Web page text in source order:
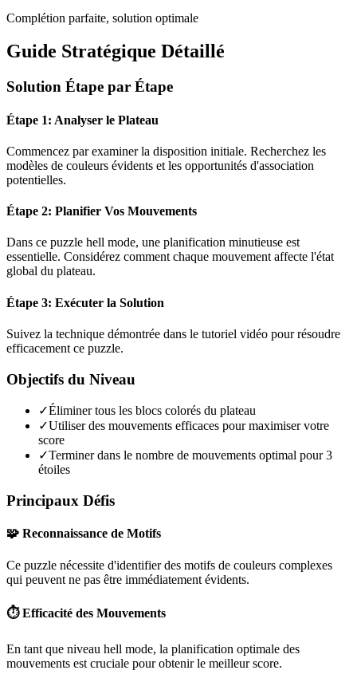
Complétion parfaite, solution optimale
Guide Stratégique Détaillé
Solution Étape par Étape
Étape 1: Analyser le Plateau
Commencez par examiner la disposition initiale. Recherchez les
modèles de couleurs évidents et les opportunités d'association
potentielles.
Étape 2: Planifier Vos Mouvements
Dans ce puzzle hell mode, une planification minutieuse est
essentielle. Considérez comment chaque mouvement affecte l'état
global du plateau.
Étape 3: Exécuter la Solution
Suivez la technique démontrée dans le tutoriel vidéo pour résoudre
efficacement ce puzzle.
Objectifs du Niveau
✓Éliminer tous les blocs colorés du plateau
✓Utiliser des mouvements efficaces pour maximiser votre
score
✓Terminer dans le nombre de mouvements optimal pour 3
étoiles
Principaux Défis
🧩 Reconnaissance de Motifs
Ce puzzle nécessite d'identifier des motifs de couleurs complexes
qui peuvent ne pas être immédiatement évidents.
⏱️ Efficacité des Mouvements
En tant que niveau hell mode, la planification optimale des
mouvements est cruciale pour obtenir le meilleur score.